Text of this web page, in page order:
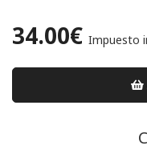
34.00€ Impuesto